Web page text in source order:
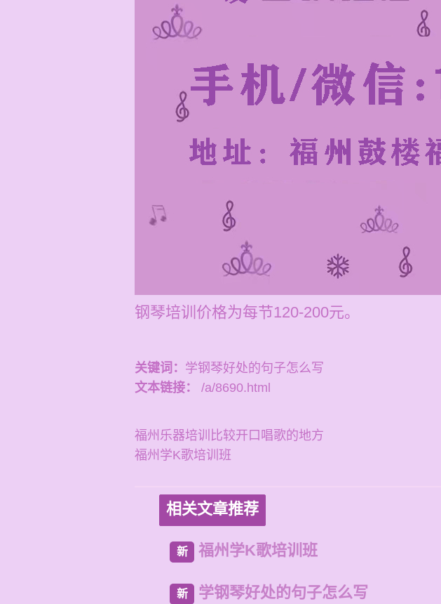
钢琴培训价格为每节120-200元。
关键词： 学钢琴好处的句子怎么写
文本链接：
/a/8690.html
福州乐器培训比较开口唱歌的地方
福州学K歌培训班
相关文章推荐
新 福州学K歌培训班
新 学钢琴好处的句子怎么写